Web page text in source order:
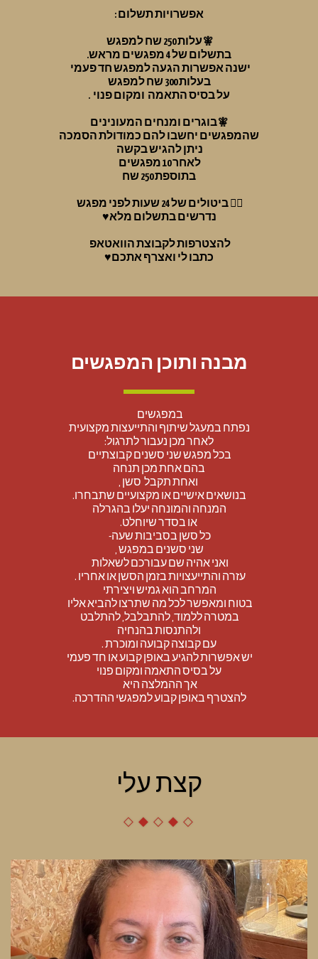
אפשרויות תשלום :
🧚עלות 250 שח למפגש
בתשלום של
ישנה אפשרות הגעה למפגש חד פעמי
בעלות 300 שח למפגש
על בסיס התאמה  ומקום פנוי  .
🧚בוגרים ומנחים המעונינים
שהמפגשים יחשבו להם כמודולת הסמכה
ניתן להגיש בקשה
לאחר 10 מפגשים
בתוספת 250 שח
🧚‍♀️ ביטולים של 24 שעות לפני מפגש
נדרשים בתשלום מלא♥️
להצטרפות לקבוצת הוואטאפ
כתבו לי ואצרף אתכם♥️
מבנה ותוכן המפגשים
במפגשים
נפתח במעגל שיתוף והתייעצות מקצועית
לאחר מכן נעבור לתרגול:
בכל מפגש שני סשנים קבוצתיים
בהם אחת מכן תנחה
ואחת תקבל  סשן ,
בנושאים אישיים או מקצועיים שתבחרו.
המנחה והמונחה יעלו בהגרלה
או בסדר שיוחלט.
כל סשן בסביבות שעה-
שני סשנים במפגש ,
ואני אהיה שם עבורכם לשאלות
עזרה והתייעצויות בזמן הסשן או אחריו .
המרחב הוא גמיש ויצירתי
בטוח ומאפשר לכל מה שתרצו להביא אליו
במטרה ללמוד, להתבלבל, להתלבט
ולהתנסות בהנחיה
עם קבוצה קבועה ומוכרת .
יש אפשרות להגיע באופן קבוע או חד פעמי
על בסיס התאמה ומקום פנוי
אך ההמלצה היא
להצטרף באופן קבוע למפגשי ההדרכה.
קצת עלי